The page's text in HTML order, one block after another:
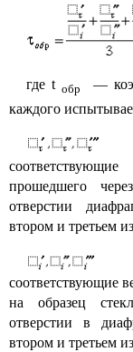
где t обр —
каждого
—
прошедшего
отверстии
втором и третьем
—
соответствующие
на образец
отверстии в
втором и третьем